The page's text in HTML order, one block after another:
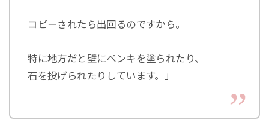
コピーされたら出回るのですから。
特に地方だと壁にペンキを塗られたり、
石を投げられたりしています。」